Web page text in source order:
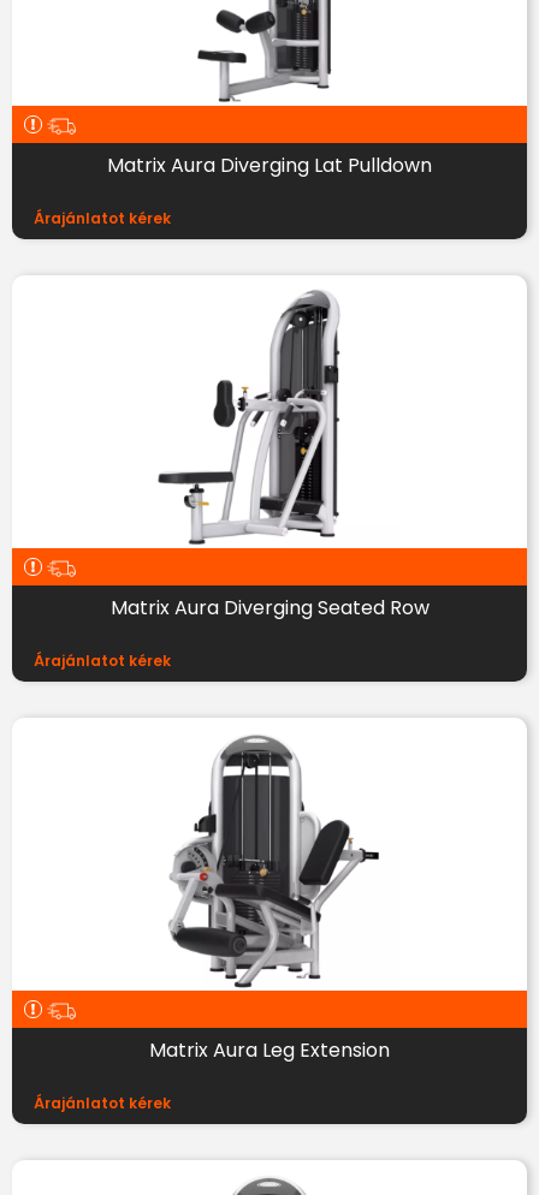
Matrix Aura Diverging Lat Pulldown
Árajánlatot kérek
Matrix Aura Diverging Seated Row
Árajánlatot kérek
Matrix Aura Leg Extension
Árajánlatot kérek